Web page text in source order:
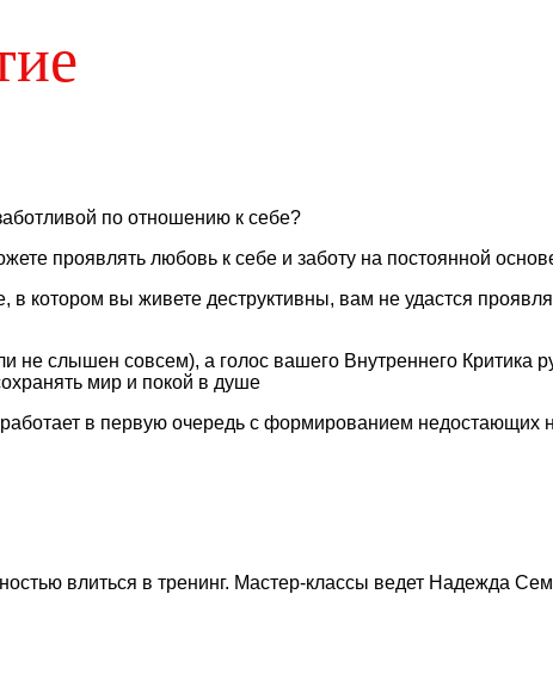
по отношению к себе?
проявлять любовь к себе и заботу на постоянной
котором вы живете деструктивны, вам не удастся
не слышен совсем), а голос вашего Внутреннего Критика
мир и покой в душе
в первую очередь с формированием недостающих
влиться в тренинг. Мастер-классы ведет Надежда